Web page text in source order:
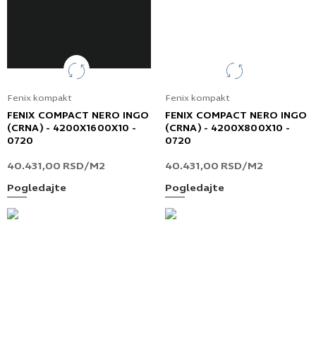
Fenix kompakt
FENIX COMPACT NERO INGO
(CRNA) - 4200X1600X10 -
0720
40.431,00 RSD/M2
Pogledajte
Fenix kompakt
FENIX COMPACT NERO INGO
(CRNA) - 4200X800X10 -
0720
40.431,00 RSD/M2
Pogledajte